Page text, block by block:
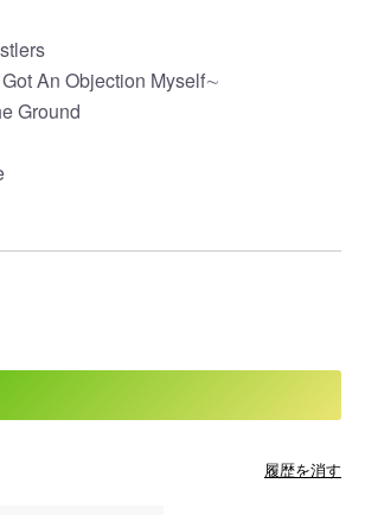
An Objection Myself∼
Ground
履歴を消す